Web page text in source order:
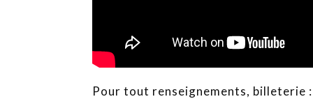
Pour tout renseignements, billeterie